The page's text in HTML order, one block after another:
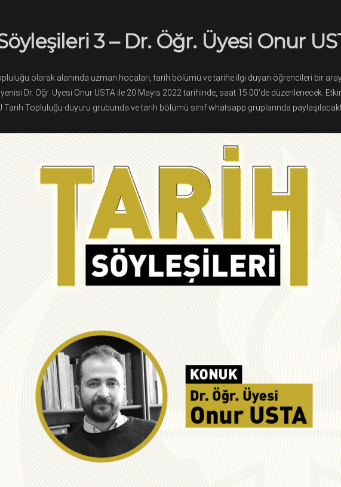
3 – Dr. Öğr. Üyesi Onur
olarak alanında uzman hocaları, tarih bölümü ve tarihe ilgi duyan öğrencileri bir
Dr. Öğr. Üyesi Onur USTA ile 20 Mayıs 2022 tarihinde, saat 15.00’de düzenlenecek.
Tarih Topluluğu duyuru grubunda ve tarih bölümü sınıf whatsapp gruplarında